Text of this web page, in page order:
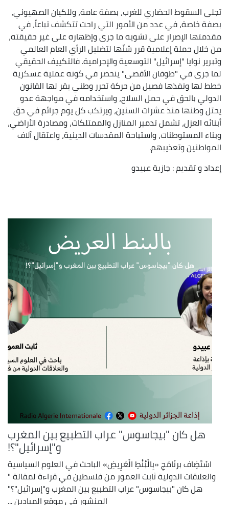
تجلى السقوط الحضاري للغرب، بصفة عامة، وللكيان الصهيوني،
بصفة خاصة، في عدد من الأمور التي راحت تتكشف تباعاً، في
مقدمتها الإصرار على تشويه ما جرى وإظهاره على غير حقيقته،
من خلال حملة إعلامية قرر شنّها لتضليل الرأي العام العالمي
وتبرير نوايا "إسرائيل" التوسعية والإجرامية. فالتكييف الحقيقي
لما جرى في "طوفان الأقصى" ينحصر في كونه عملية عسكرية
خطط لها ونفذها فصيل من حركة تحرر وطني يقر لها القانون
الدولي بالحق في حمل السلاح، واستخدامه في مواجهة عدو
يحتل وطنها منذ عشرات السنين، ويرتكب كل يوم جرائم في حق
أبنائه العزل، تشمل تدمير المنازل والممتلكات، ومصادرة الأراضي،
وبناء المستوطنات، واستباحة المقدسات الدينية، واعتقال آلاف
المواطنين وتعذيبهم.
إعداد و تقديم : جازية عبيدو
هل كان "بيجاسوس" عراب التطبيع بين المغرب
و"إسرائيل"؟!
اسْتَضِاف برنَامَجِ «بِالْبُنْطِ الْعَرِيضِ» الباحث في العلوم السياسية
والعلاقات الدولية ثابت العمور من فلسطين في قراءة لمقالة "
هل كان "بيجاسوس" عراب التطبيع بين المغرب و"إسرائيل"؟"
المنشور في موقع الميادين ...